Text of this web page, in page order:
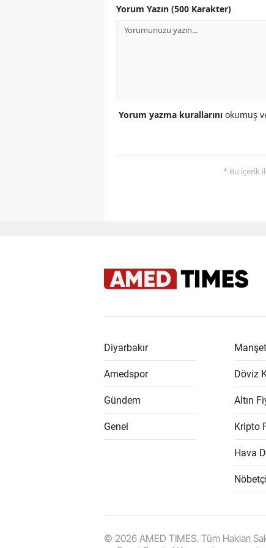
Yorum Yazın (500 Karakter)
Yorum yazma kurallarını okumuş
* Bu içerik
Diyarbakır
Amedspor
Gündem
Genel
Döviz
Altın
Kripto
Hava
© 2026 AMED TIMES. Tüm Hakları